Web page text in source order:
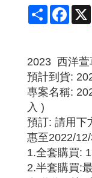
Share
2023 西洋萱
預計到貨:
專案名稱:
入 )
預訂: 請用下
惠至2022/
1.全套購買:
2.半套購買: